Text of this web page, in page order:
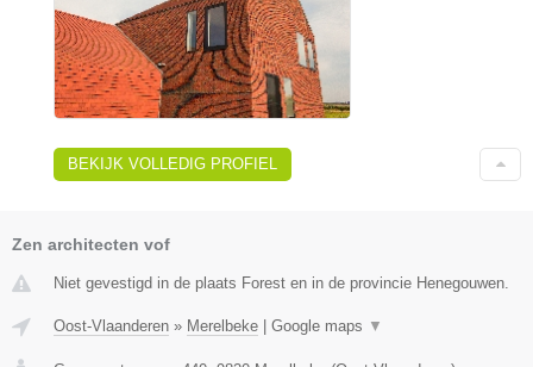
BEKIJK VOLLEDIG PROFIEL
Zen architecten vof
Niet gevestigd in de plaats Forest en in de provincie Henegouwen.
Oost-Vlaanderen » Merelbeke Google maps ▼